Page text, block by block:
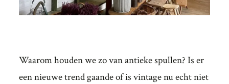
Waarom houden we zo van antieke spullen? Is er
een nieuwe trend gaande of is vintage nu echt niet